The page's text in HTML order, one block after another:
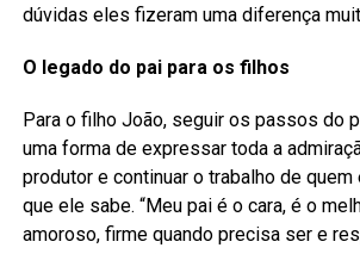
dúvidas eles fizeram uma diferença
O legado do pai para os filhos
Para o filho João, seguir os passos do
uma forma de expressar toda a
produtor e continuar o trabalho de quem
que ele sabe. “Meu pai é o cara, é o
amoroso, firme quando precisa ser e